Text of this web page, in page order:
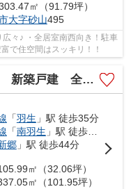
㎡（91.79坪）
大字砂山495
々♪ ・全居室南西向き！駐車
で住空間はスッキリ！！
建 全20区画 17号棟
「羽生 」駅 徒歩35分
「南羽生 」駅 徒歩36分
郷」駅 徒歩44分
㎡（32.06坪）
㎡（101.95坪）